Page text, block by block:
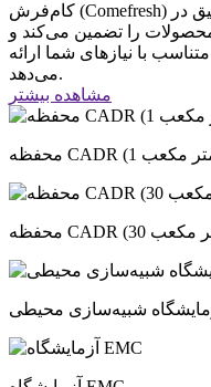
کام‌فرش (Comefresh) از طریق آزمایش‌های دقیق در
محصولات را تضمین می‌کند و
با نیازهای شما ارائه
می‌دهد.
مشاهده بیشتر
شبیه‌سازی محیطی